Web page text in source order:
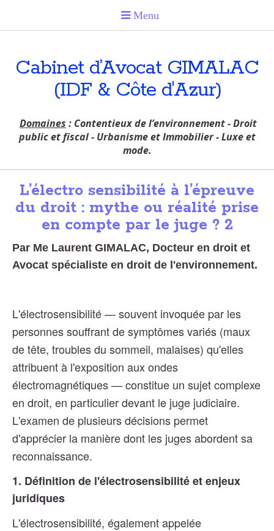
Cabinet d’Avocat GIMALAC
(IDF & Côte d'Azur)
Domaines : Contentieux de l’environnement - Droit
public et fiscal - Urbanisme et Immobilier - Luxe et
mode.
L’électro sensibilité à l’épreuve
du droit : mythe ou réalité prise
en compte par le juge ? 2
Par Me Laurent GIMALAC, Docteur en droit et
Avocat spécialiste en droit de l'environnement.
L'électrosensibilité — souvent invoquée par les
personnes souffrant de symptômes variés (maux
de tête, troubles du sommeil, malaises) qu'elles
attribuent à l'exposition aux ondes
électromagnétiques — constitue un sujet complexe
en droit, en particulier devant le juge judiciaire.
L'examen de plusieurs décisions permet
d'apprécier la manière dont les juges abordent sa
reconnaissance.
1. Définition de l'électrosensibilité et enjeux
juridiques
L'électrosensibilité, également appelée